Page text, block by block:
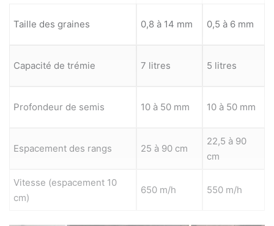
Taille des graines 0,8 à 14 mm 0,5 à 6 mm
Capacité de trémie 7 litres 5 litres
Profondeur de semis 10 à 50 mm 10 à 50 mm
Espacement des rangs 25 à 90 cm
22,5 à 90
cm
Vitesse (espacement 10
cm)
650 m/h 550 m/h